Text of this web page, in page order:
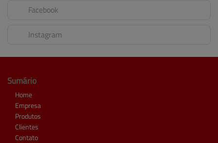
Facebook
Instagram
Sumário
Home
Empresa
Produtos
Clientes
Contato